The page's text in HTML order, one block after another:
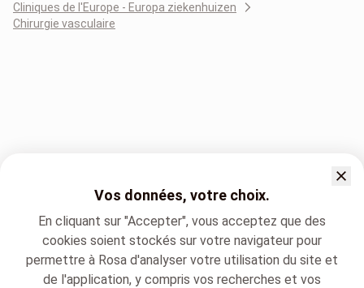
Cliniques de l'Europe - Europa ziekenhuizen
Chirurgie vasculaire
Vos données, votre choix.
En cliquant sur "Accepter", vous acceptez que des
cookies soient stockés sur votre navigateur pour
permettre à Rosa d'analyser votre utilisation du site et
de l'application, y compris vos recherches et vos